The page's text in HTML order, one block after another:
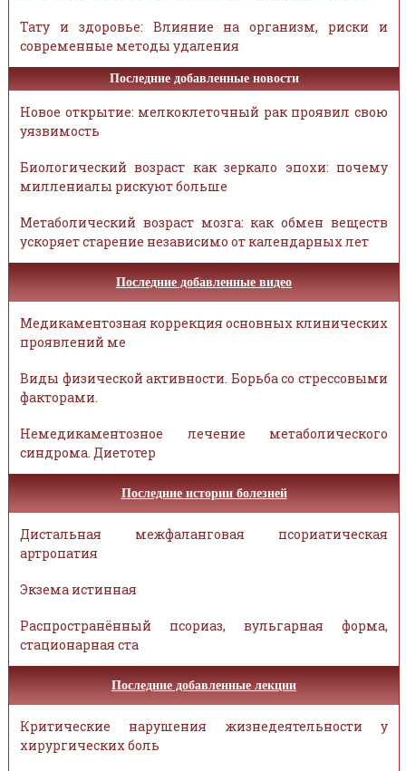
Тату и здоровье: Влияние на организм, риски и
современные методы удаления
Последние добавленные новости
Новое открытие: мелкоклеточный рак проявил свою
уязвимость
Биологический возраст как зеркало эпохи: почему
миллениалы рискуют больше
Метаболический возраст мозга: как обмен веществ
ускоряет старение независимо от календарных лет
Последние добавленные видео
Медикаментозная коррекция основных клинических
проявлений ме
Виды физической активности. Борьба со стрессовыми
факторами.
Немедикаментозное лечение метаболического
синдрома. Диетотер
Последние истории болезней
Дистальная межфаланговая псориатическая
артропатия
Экзема истинная
Распространённый псориаз, вульгарная форма,
стационарная ста
Последние добавленные лекции
Критические нарушения жизнедеятельности у
хирургических боль